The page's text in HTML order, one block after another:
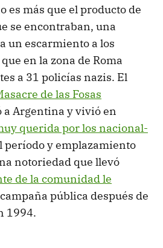
es más que el producto de
se encontraban, una
un escarmiento a los
en la zona de Roma
a 31 policías nazis. El
de las Fosas
a Argentina y vivió en
querida por los nacional-
período y emplazamiento
notoriedad que llevó
de la comunidad le
pública después de
1994.